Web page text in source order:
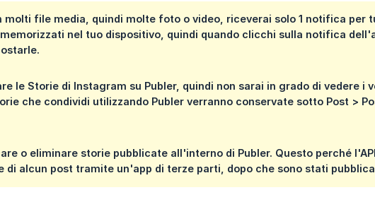
molti file media, quindi molte foto o video, riceverai solo 1 notifica per
nel tuo dispositivo, quindi quando clicchi sulla notifica
le Storie di Instagram su Publer, quindi non sarai in grado di vedere i
che condividi utilizzando Publer verranno conservate sotto Post >
o eliminare storie pubblicate all'interno di Publer. Questo perché
di alcun post tramite un'app di terze parti, dopo che sono stati